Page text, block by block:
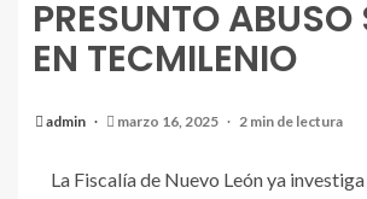
PRESUNTO ABUSO
EN TECMILENIO
admin marzo 16, 2025 2 min de lectura
La Fiscalía de Nuevo León ya